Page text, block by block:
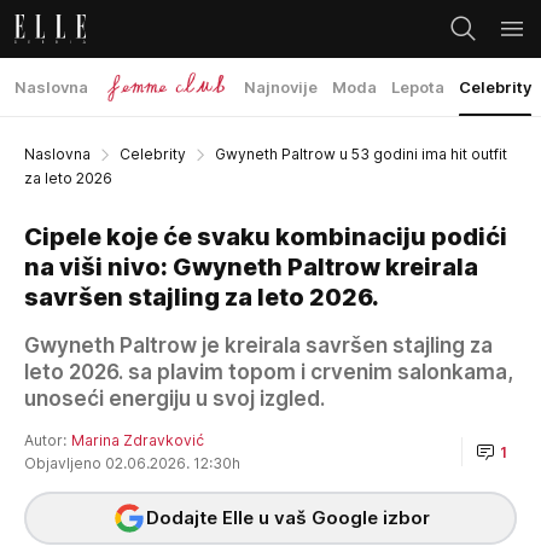
Naslovna Najnovije Moda Lepota Celebrity
Naslovna Celebrity
Gwyneth Paltrow u 53 godini ima hit outfit
za leto 2026
Cipele koje će svaku kombinaciju podići
na viši nivo: Gwyneth Paltrow kreirala
savršen stajling za leto 2026.
Gwyneth Paltrow je kreirala savršen stajling za
leto 2026. sa plavim topom i crvenim salonkama,
unoseći energiju u svoj izgled.
Autor: Marina Zdravković
Objavljeno 02.06.2026. 12:30h
1
Dodajte Elle u vaš Google izbor